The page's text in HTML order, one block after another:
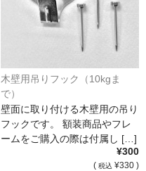
木壁用吊りフック（10kgま
で）
壁面に取り付ける木壁用の吊り
フックです。 額装商品やフレ
ームをご購入の際は付属し […]
¥300
( 税込 ¥330 )